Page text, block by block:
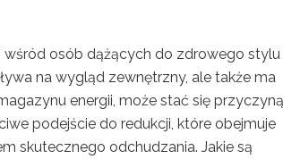
wśród osób dążących do zdrowego stylu
na wygląd zewnętrzny, ale także ma
energii, może stać się przyczyną
podejście do redukcji, które obejmuje
skutecznego odchudzania. Jakie są